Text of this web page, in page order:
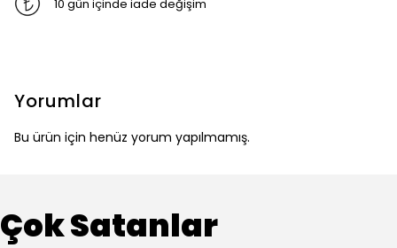
10 gün içinde iade değişim
Yorumlar
Bu ürün için henüz yorum yapılmamış.
Çok Satanlar